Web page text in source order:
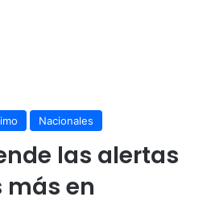
Nacionales
las alertas
más en